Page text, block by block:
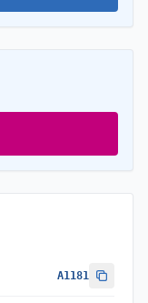
A1181